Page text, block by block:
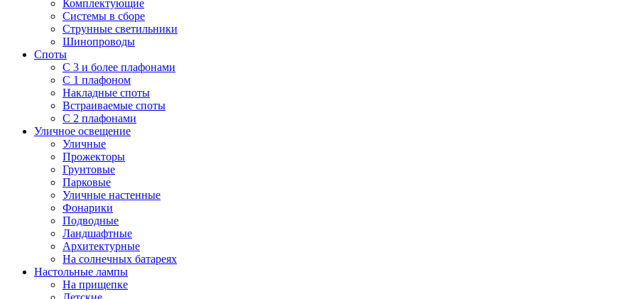
Комплектующие
Системы в сборе
Струнные светильники
Шинопроводы
Споты
С 3 и более плафонами
С 1 плафоном
Накладные споты
Встраиваемые споты
С 2 плафонами
Уличное освещение
Уличные
Прожекторы
Грунтовые
Парковые
Уличные настенные
Фонарики
Подводные
Ландшафтные
Архитектурные
На солнечных батареях
Настольные лампы
На прищепке